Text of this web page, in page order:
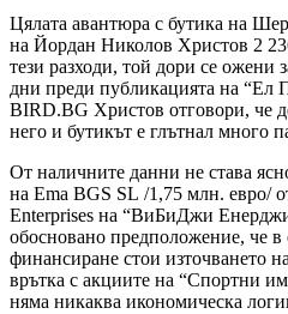
Цялата авантюра с бутика на
на Йордан Николов Христов 2
тези разходи, той дори се ожени
дни преди публикацията на “Ел
BIRD.BG Христов отговори, че
него и бутикът е глътнал много
От наличните данни не става
на Ema BGS SL /1,75 млн. евро/
Enterprises на “ВиБиДжи
обосновано предположение, че в
финансиране стои източването
врътка с акциите на “Спортни
няма никаква икономическа